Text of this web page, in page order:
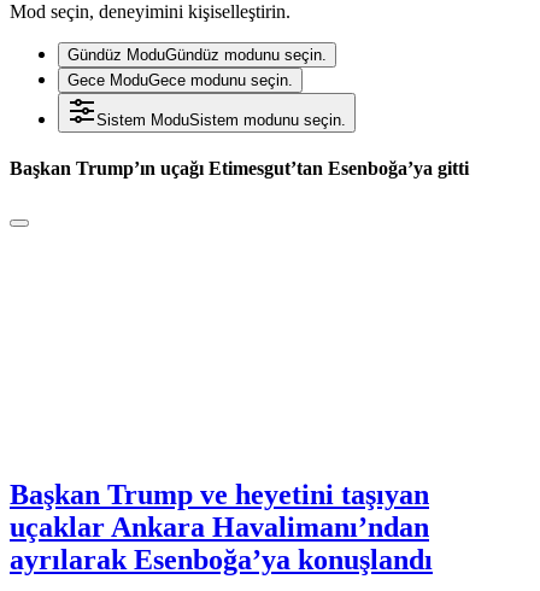
Mod seçin, deneyimini kişiselleştirin.
Gündüz ModuGündüz modunu seçin.
Gece ModuGece modunu seçin.
Sistem ModuSistem modunu seçin.
Başkan Trump’ın uçağı Etimesgut’tan Esenboğa’ya gitti
Başkan Trump ve heyetini taşıyan
uçaklar Ankara Havalimanı’ndan
ayrılarak Esenboğa’ya konuşlandı